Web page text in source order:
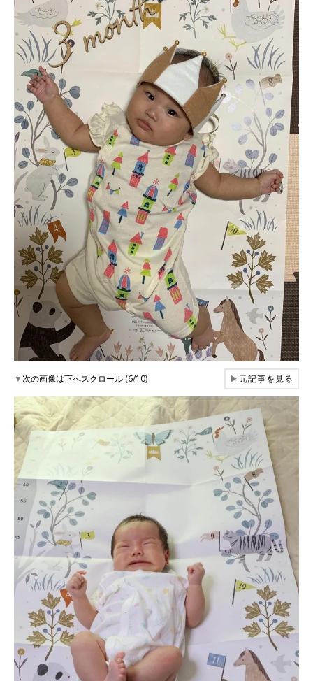
▼次の画像は下へスクロール (6/10) ▶元記事を見る